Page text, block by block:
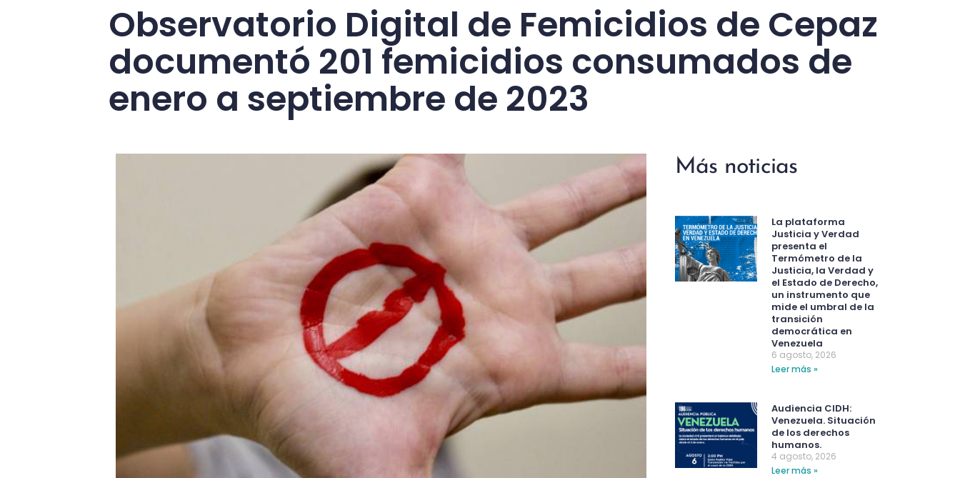
Observatorio Digital de Femicidios de Cepaz
documentó 201 femicidios consumados de
enero a septiembre de 2023
Más noticias
La plataforma
Justicia y Verdad
presenta el
Termómetro de la
Justicia, la Verdad y
el Estado de Derecho,
un instrumento que
mide el umbral de la
transición
democrática en
Venezuela
6 agosto, 2026
Leer más »
Audiencia CIDH:
Venezuela. Situación
de los derechos
humanos.
4 agosto, 2026
Leer más »